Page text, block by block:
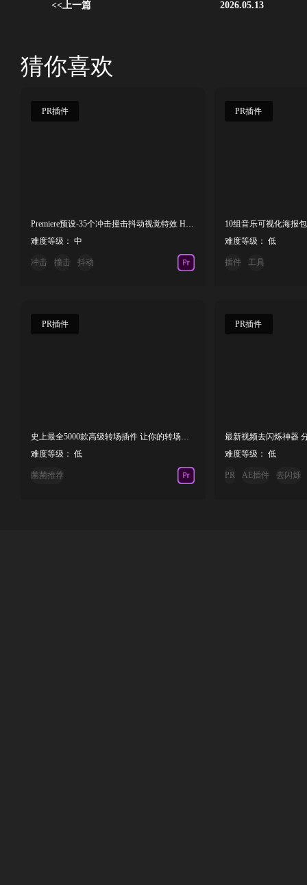
2026.05.13
<<上一篇
猜你喜欢
PR插件
Premiere预设-35个冲击撞击抖动视觉特效 Hit Presets+使用教程
难度等级： 中
冲击 撞击 抖动
PR插件
10组音乐可视化海报
难度等级： 低
插件 工具
PR插件
史上最全5000款高级转场插件 让你的转场狂拽酷炫！
难度等级： 低
菌菌推荐
PR插件
难度等级： 低
PR AE插件 去闪烁